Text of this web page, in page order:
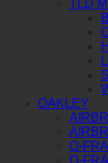
TLD
OAKLEY
O-
O-